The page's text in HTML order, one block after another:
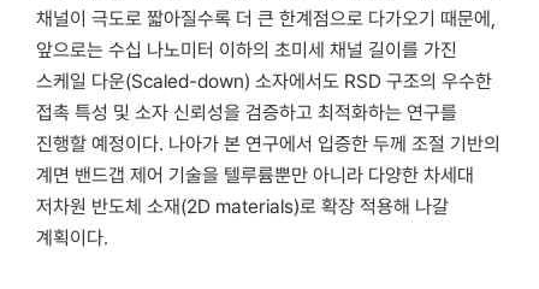
채널이 극도로 짧아질수록 더 큰 한계점으로 다가오기 때문에,
앞으로는 수십 나노미터 이하의 초미세 채널 길이를 가진
스케일 다운(Scaled-down) 소자에서도 RSD 구조의 우수한
접촉 특성 및 소자 신뢰성을 검증하고 최적화하는 연구를
진행할 예정이다. 나아가 본 연구에서 입증한 두께 조절 기반의
계면 밴드갭 제어 기술을 텔루륨뿐만 아니라 다양한 차세대
저차원 반도체 소재(2D materials)로 확장 적용해 나갈
계획이다.